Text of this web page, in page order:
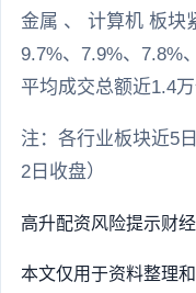
金属 、 计算机 板块
9.7%、7.9%、7.8%
平均成交总额近1.4
注：各行业板块近5
2日收盘）
高升配资风险提示财
本文仅用于资料整理